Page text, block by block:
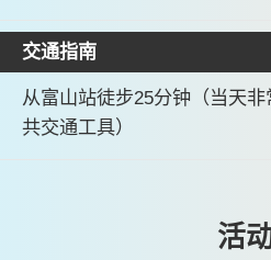
交通指南
从富山站徒步25分钟（当天
共交通工具）
活